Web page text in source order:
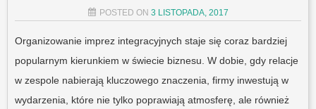
POSTED ON 3 LISTOPADA, 2017
Organizowanie imprez integracyjnych staje się coraz bardziej
popularnym kierunkiem w świecie biznesu. W dobie, gdy relacje
w zespole nabierają kluczowego znaczenia, firmy inwestują w
wydarzenia, które nie tylko poprawiają atmosferę, ale również